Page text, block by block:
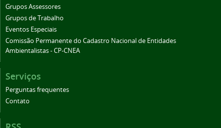
Grupos Assessores
Grupos de Trabalho
Eventos Especiais
Comissão Permanente do Cadastro Nacional de Entidades
Ambientalistas - CP-CNEA
Serviços
Perguntas frequentes
Contato